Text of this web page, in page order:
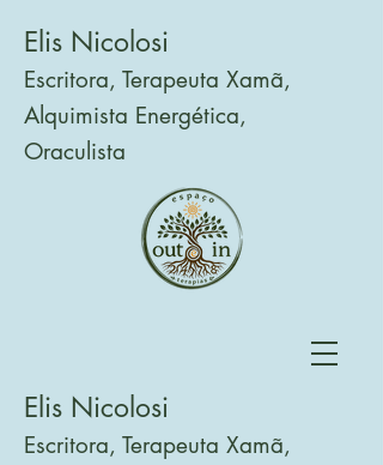
Elis Nicolosi
Escritora, Terapeuta Xamã,
Alquimista Energética,
Oraculista
Elis Nicolosi
Escritora, Terapeuta Xamã,